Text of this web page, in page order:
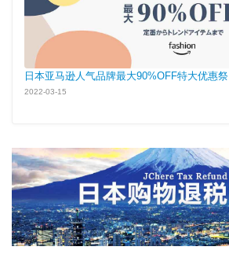
日本亚马逊人气品牌最大90%OFF特大优惠祭
2022-03-15